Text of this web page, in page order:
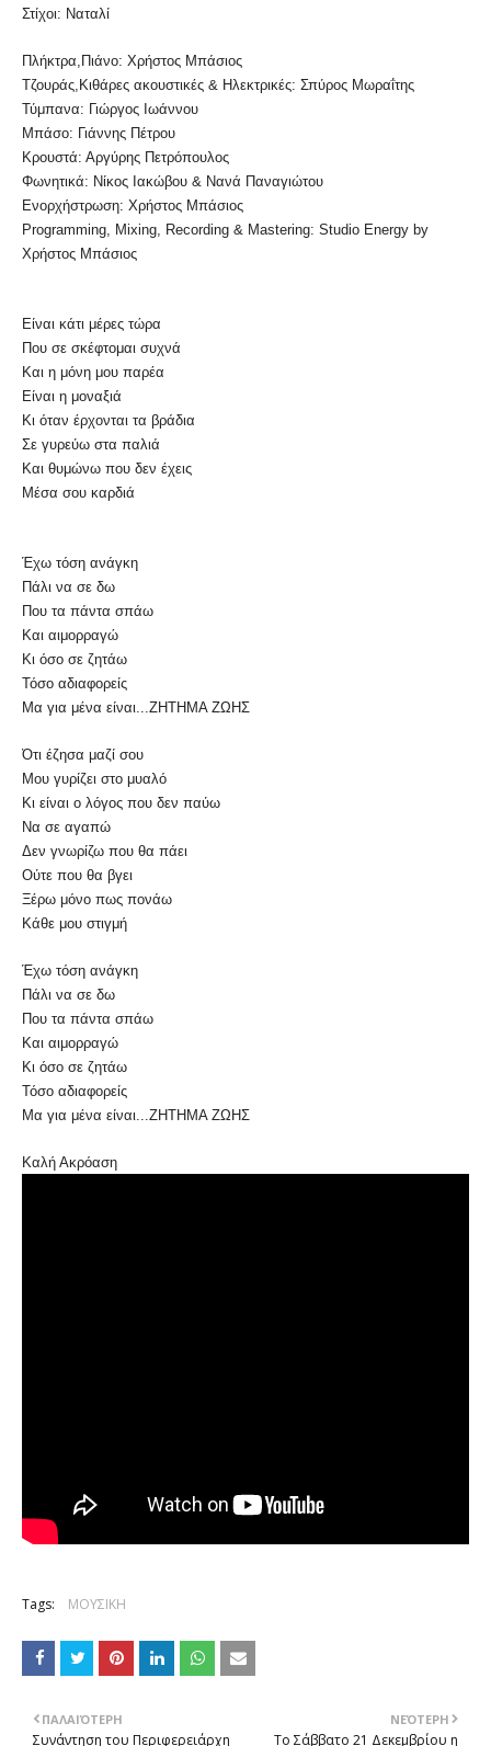
Στίχοι: Ναταλί
Πλήκτρα,Πιάνο: Χρήστος Μπάσιος
Τζουράς,Κιθάρες ακουστικές & Ηλεκτρικές: Σπύρος Μωραΐτης
Τύμπανα: Γιώργος Ιωάννου
Μπάσο: Γιάννης Πέτρου
Κρουστά: Αργύρης Πετρόπουλος
Φωνητικά: Νίκος Ιακώβου & Νανά Παναγιώτου
Ενορχήστρωση: Χρήστος Μπάσιος
Programming, Mixing, Recording & Mastering: Studio Energy by
Χρήστος Μπάσιος
Είναι κάτι μέρες τώρα
Που σε σκέφτομαι συχνά
Και η μόνη μου παρέα
Είναι η μοναξιά
Κι όταν έρχονται τα βράδια
Σε γυρεύω στα παλιά
Και θυμώνω που δεν έχεις
Μέσα σου καρδιά
Έχω τόση ανάγκη
Πάλι να σε δω
Που τα πάντα σπάω
Και αιμορραγώ
Κι όσο σε ζητάω
Τόσο αδιαφορείς
Μα για μένα είναι...ΖΗΤΗΜΑ ΖΩΗΣ
Ότι έζησα μαζί σου
Μου γυρίζει στο μυαλό
Κι είναι ο λόγος που δεν παύω
Να σε αγαπώ
Δεν γνωρίζω που θα πάει
Ούτε που θα βγει
Ξέρω μόνο πως πονάω
Κάθε μου στιγμή
Έχω τόση ανάγκη
Πάλι να σε δω
Που τα πάντα σπάω
Και αιμορραγώ
Κι όσο σε ζητάω
Τόσο αδιαφορείς
Μα για μένα είναι...ΖΗΤΗΜΑ ΖΩΗΣ
Καλή Ακρόαση
Tags: ΜΟΥΣΙΚΗ
ΝΕΌΤΕΡΗ
Το Σάββατο 21 Δεκεμβρίου η
ΠΑΛΑΙΌΤΕΡΗ
Συνάντηση του Περιφερειάρχη